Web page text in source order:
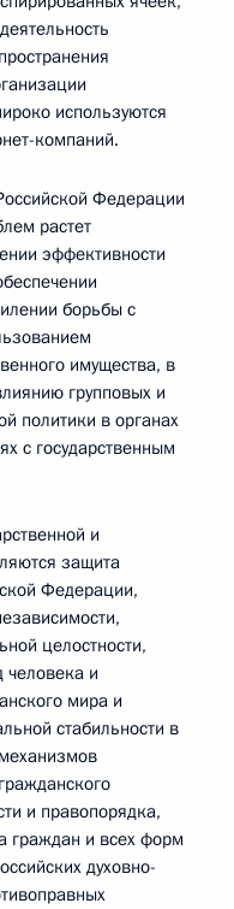
используются
компаний.
Федерации
растет
эффективности
борьбы с
имущества, в
групповых и
политики в органах
с государственным
и
защита
Федерации,
целостности,
человека и
мира и
стабильности в
и правопорядка,
граждан и всех форм
духовно-